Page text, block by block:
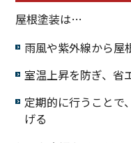
屋根塗装は…
雨風や紫外線から屋
室温上昇を防ぎ、省
定期的に行うことで
げる